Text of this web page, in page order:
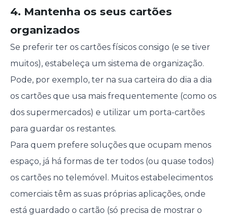
4. Mantenha os seus cartões
organizados
Se preferir ter os cartões físicos consigo (e se tiver
muitos), estabeleça um sistema de organização.
Pode, por exemplo, ter na sua carteira do dia a dia
os cartões que usa mais frequentemente (como os
dos supermercados) e utilizar um porta-cartões
para guardar os restantes.
Para quem prefere soluções que ocupam menos
espaço, já há formas de ter todos (ou quase todos)
os cartões no telemóvel. Muitos estabelecimentos
comerciais têm as suas próprias aplicações, onde
está guardado o cartão (só precisa de mostrar o